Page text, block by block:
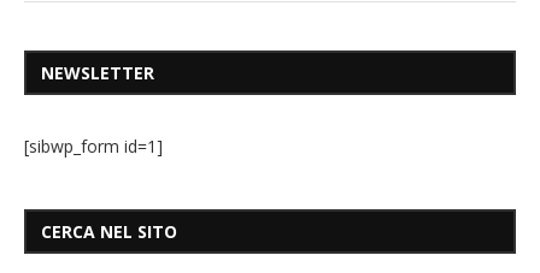
NEWSLETTER
[sibwp_form id=1]
CERCA NEL SITO